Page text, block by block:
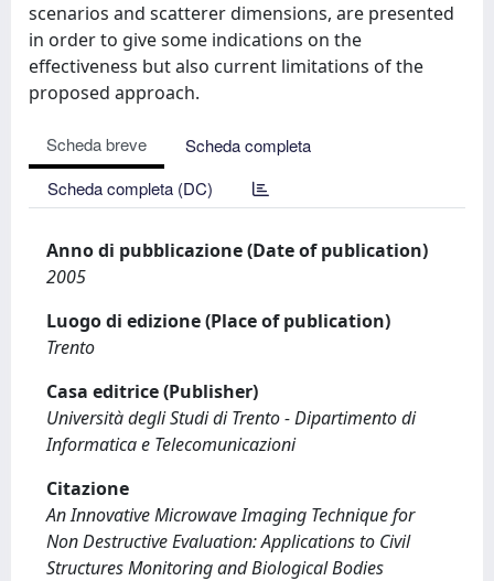
scenarios and scatterer dimensions, are presented
in order to give some indications on the
effectiveness but also current limitations of the
proposed approach.
Scheda breve
Scheda completa
Scheda completa (DC)
Anno di pubblicazione (Date of publication)
2005
Luogo di edizione (Place of publication)
Trento
Casa editrice (Publisher)
Università degli Studi di Trento - Dipartimento di
Informatica e Telecomunicazioni
Citazione
An Innovative Microwave Imaging Technique for
Non Destructive Evaluation: Applications to Civil
Structures Monitoring and Biological Bodies